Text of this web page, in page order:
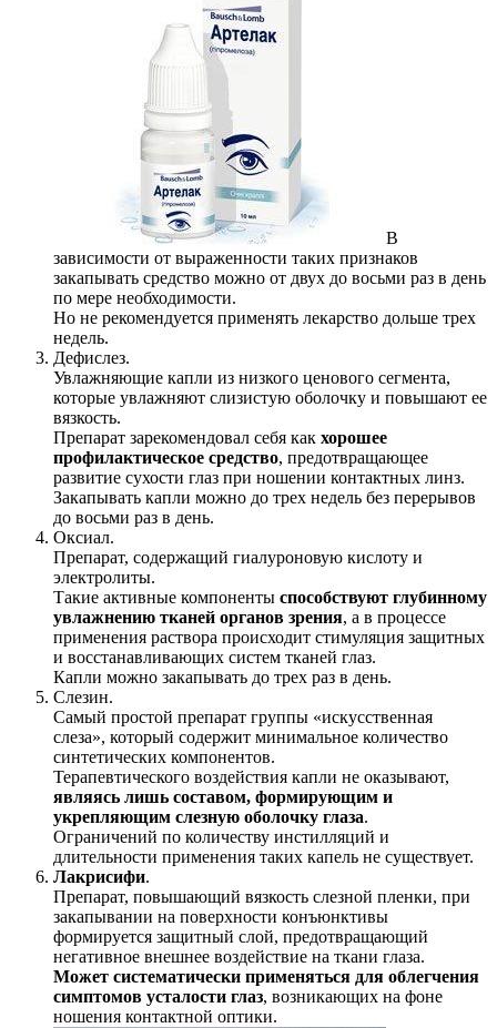
В
зависимости от выраженности таких признаков
закапывать средство можно от двух до восьми раз в день
по мере необходимости.
Но не рекомендуется применять лекарство дольше трех
недель.
Дефислез.
Увлажняющие капли из низкого ценового сегмента,
которые увлажняют слизистую оболочку и повышают ее
вязкость.
Препарат зарекомендовал себя как хорошее
профилактическое средство, предотвращающее
развитие сухости глаз при ношении контактных линз.
Закапывать капли можно до трех недель без перерывов
до восьми раз в день.
Оксиал.
Препарат, содержащий гиалуроновую кислоту и
электролиты.
Такие активные компоненты способствуют глубинному
увлажнению тканей органов зрения, а в процессе
применения раствора происходит стимуляция защитных
и восстанавливающих систем тканей глаз.
Капли можно закапывать до трех раз в день.
Слезин.
Самый простой препарат группы «искусственная
слеза», который содержит минимальное количество
синтетических компонентов.
Терапевтического воздействия капли не оказывают,
являясь лишь составом, формирующим и
укрепляющим слезную оболочку глаза.
Ограничений по количеству инстилляций и
длительности применения таких капель не существует.
Лакрисифи.
Препарат, повышающий вязкость слезной пленки, при
закапывании на поверхности конъюнктивы
формируется защитный слой, предотвращающий
негативное внешнее воздействие на ткани глаза.
Может систематически применяться для облегчения
симптомов усталости глаз, возникающих на фоне
ношения контактной оптики.